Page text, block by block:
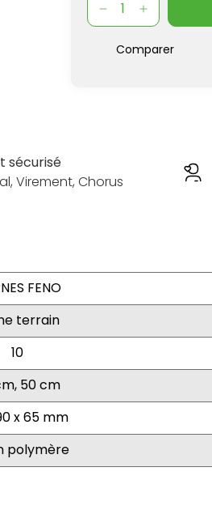
Comparer
sécurisé
Virement, Chorus
FENO
terrain
10
50 cm
x 65 mm
polymère